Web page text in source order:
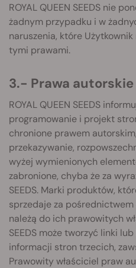
ROYAL QUEEN SEEDS nie
żadnym przypadku i w
naruszenia, które
tymi prawami.
3.- Prawa
ROYAL QUEEN SEEDS
programowanie i projekt
chronione prawem
przekazywanie,
wyżej wymienionych
zabronione, chyba że za
SEEDS. Marki produktów,
sprzedaje za
należą do ich prawowitych
SEEDS może tworzyć linki
informacji stron trzecich,
Prawowity właściciel praw